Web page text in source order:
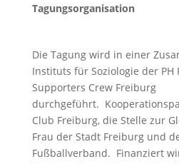
Tagungsorganisation
Die Tagung wird in einer
Instituts für Soziologie der
Supporters Crew Freiburg
durchgeführt.
Club Freiburg, die Stelle zur
Frau der Stadt Freiburg und
Fußballverband. Finanziert